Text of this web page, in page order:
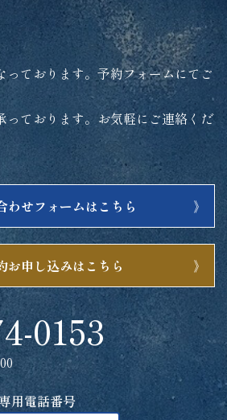
っております。予約フォームにてご
っております。お気軽にご連絡くだ
わせフォームはこちら
お申し込みはこちら
0153
用電話番号